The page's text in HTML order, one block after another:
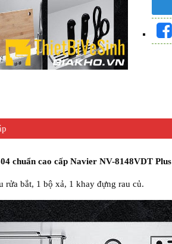
chuẩn cao cấp Navier NV-8148VDT Plus​
rửa bắt, 1 bộ xả, 1 khay đựng rau củ.